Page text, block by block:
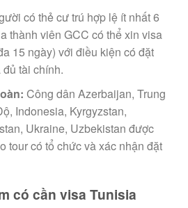
có thẻ cư trú hợp lệ ít nhất 6
thành viên GCC có thể xin visa
15 ngày) với điều kiện có đặt
tài chính.
Công dân Azerbaijan, Trung
Indonesia, Kyrgyzstan,
Ukraine, Uzbekistan được
tour có tổ chức và xác nhận đặt
có cần visa Tunisia